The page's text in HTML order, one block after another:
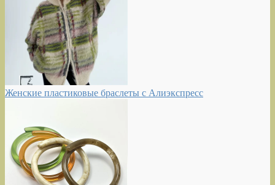
Женские пластиковые браслеты с Алиэкспресс